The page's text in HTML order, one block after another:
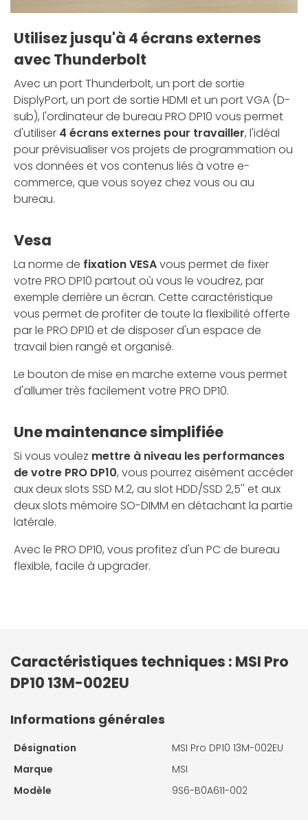
Utilisez jusqu'à 4 écrans externes
avec Thunderbolt
Avec un port Thunderbolt, un port de sortie
DisplyPort, un port de sortie HDMI et un port VGA (D-
sub), l'ordinateur de bureau PRO DP10 vous permet
d'utiliser 4 écrans externes pour travailler, l'idéal
pour prévisualiser vos projets de programmation ou
vos données et vos contenus liés à votre e-
commerce, que vous soyez chez vous ou au
bureau.
Vesa
La norme de fixation VESAvous permet de fixer
votre PRO DP10 partout où vous le voudrez, par
exemple derrière un écran. Cette caractéristique
vous permet de profiter de toute la flexibilité offerte
par le PRO DP10 et de disposer d'un espace de
travail bien rangé et organisé.
Le bouton de mise en marche externe vous permet
d'allumer très facilement votre PRO DP10.
Une maintenance simplifiée
Si vous voulez mettre à niveau les performances
de votre PRO DP10, vous pourrez aisément accéder
aux deux slots SSD M.2, au slot HDD/SSD 2,5'' et aux
deux slots mémoire SO-DIMM en détachant la partie
latérale.
Avec le PRO DP10, vous profitez d'un PC de bureau
flexible, facile à upgrader.
Caractéristiques techniques : MSI Pro
DP10 13M-002EU
Informations générales
Désignation
MSI Pro DP10 13M-002EU
Marque
MSI
Modèle
9S6-B0A611-002